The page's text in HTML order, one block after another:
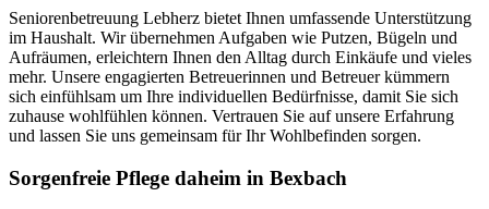
Seniorenbetreuung Lebherz bietet Ihnen umfassende Unterstützung
im Haushalt. Wir übernehmen Aufgaben wie Putzen, Bügeln und
Aufräumen, erleichtern Ihnen den Alltag durch Einkäufe und vieles
mehr. Unsere engagierten Betreuerinnen und Betreuer kümmern
sich einfühlsam um Ihre individuellen Bedürfnisse, damit Sie sich
zuhause wohlfühlen können. Vertrauen Sie auf unsere Erfahrung
und lassen Sie uns gemeinsam für Ihr Wohlbefinden sorgen.
Sorgenfreie Pflege daheim in Bexbach